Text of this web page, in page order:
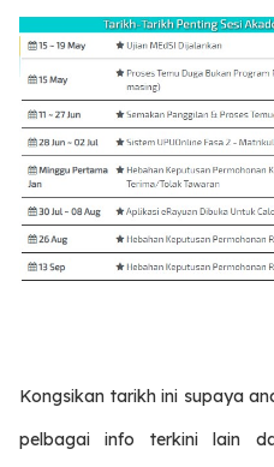
Kongsikan tarikh ini supaya
pelbagai info terkini lain